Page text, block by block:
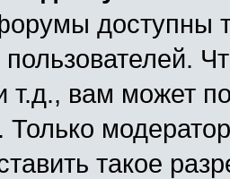
доступны
вам может
Только
такое